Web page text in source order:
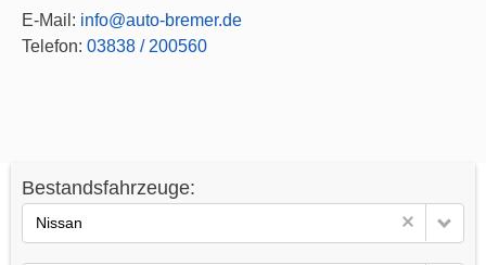
E-Mail: info@auto-bremer.de
Telefon: 03838 / 200560
Bestandsfahrzeuge:
Nissan